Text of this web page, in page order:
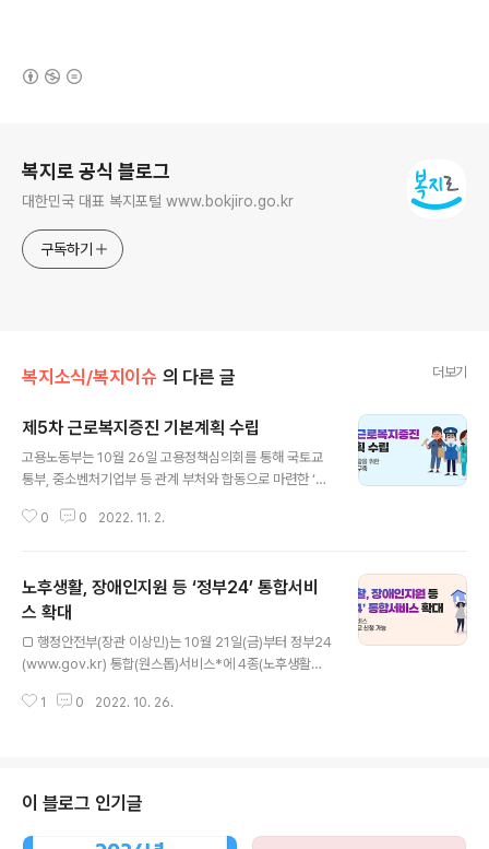
복지로 공식 블로그
대한민국 대표 복지포털 www.bokjiro.go.kr
구독하기
복지소식/복지이슈 의 다른 글 더보기
제5차 근로복지증진 기본계획 수립
고용노동부는 10월 26일 고용정책심의회를 통해 국토교
통부, 중소벤처기업부 등 관계 부처와 합동으로 마련한 ‘제
년)’을 심의.의결하였습니다. 근로복지기본계획은 근로의
계획은 “모든 일하는 사람을 아우르는 근로복지”를 목표로
정했으며, 이를 위해 3가지 기본 방향을 설정하였습니다.
❶ 근로복지 사각지대 해소를 위해 노동시장 변화에 따른
새로운 근로복지 수요에 적극 대응 ❷ 대.중소기업 간 상생
협력을 통해 기업복지 격차가 시장 내에서 완화될 수 있도
록 규제를 완화하고, 운영 방법을 효율화 ❸ 취약계층별.근
0 0 2022. 11. 2.
노후생활, 장애인지원 등 ‘정부24’ 통합서비
스 확대
□ 행정안전부(장관 이상민)는 10월 21일(금)부터 정부24
(www.gov.kr) 통합(원스톱)서비스*에 4종(노후생활지
1종을 서비스한다고 밝혔다. * 통합(원스톱)서비스 : 기관
층의 일상생활과 직결된 다양한 서비스를 한 번에 신청할
수 있도록 통합(원스톱)서비스를 확대해 왔다. ○ 기존 서
비스 7종*(69개 서비스)에 신규 서비스 4종**(76개 서
1 0 2022. 10. 26.
이 블로그 인기글